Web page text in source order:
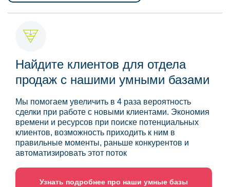
Найдите клиентов для отдела
продаж с нашими умными базами
Мы помогаем увеличить в 4 раза вероятность
сделки при работе с новыми клиентами. Экономия
времени и ресурсов при поиске потенциальных
клиентов, возможность приходить к ним в
правильные моменты, раньше конкурентов и
автоматизировать этот поток
Узнать подробнее про наши умные базы